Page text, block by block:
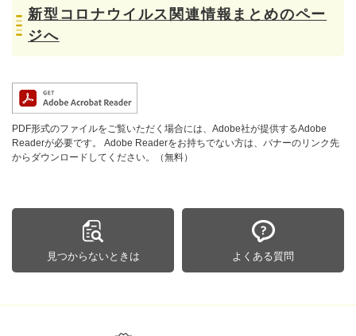
新型コロナウイルス関連情報まとめのペー
ジへ
PDF形式のファイルをご覧いただく場合には、Adobe社が提供するAdobe
Readerが必要です。
Adobe Readerをお持ちでない方は、バナーのリンク先
からダウンロードしてください。（無料）
見つからないときは よくある質問